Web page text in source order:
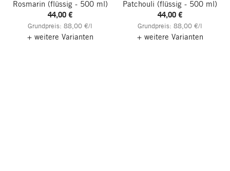
Rosmarin (flüssig - 500 ml)
44,00 €
Grundpreis: 88,00 €/l
+ weitere Varianten
Patchouli (flüssig - 500 ml)
44,00 €
Grundpreis: 88,00 €/l
+ weitere Varianten